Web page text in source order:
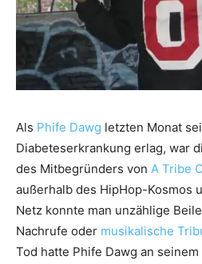
Als Phife Dawg letzten Monat
Diabeteserkrankung erlag, war
des Mitbegründers von A Tribe
außerhalb des HipHop-Kosmos
Netz konnte man unzählige
Nachrufe oder musikalische
Tod hatte Phife Dawg an